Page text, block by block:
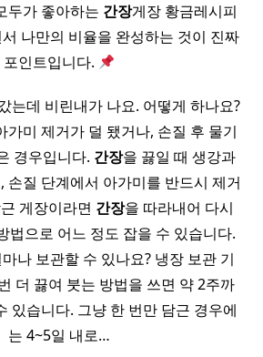
두가 좋아하는 간장게장 황금레시피
나만의 비율을 완성하는 것이 진짜
포인트입니다.
는데 비린내가 나요. 어떻게 하나요?
가미 제거가 덜 됐거나, 손질 후 물기
경우입니다. 간장을 끓일 때 생강과
손질 단계에서 아가미를 반드시 제거
게장이라면 간장을 따라내어 다시
법으로 어느 정도 잡을 수 있습니다.
나 보관할 수 있나요? 냉장 보관 기
더 끓여 붓는 방법을 쓰면 약 2주까
있습니다. 그냥 한 번만 담근 경우에
는 4~5일 내로…